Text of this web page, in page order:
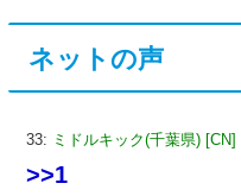
ネットの声
33: ミドルキック(千葉県) [CN]
>>1